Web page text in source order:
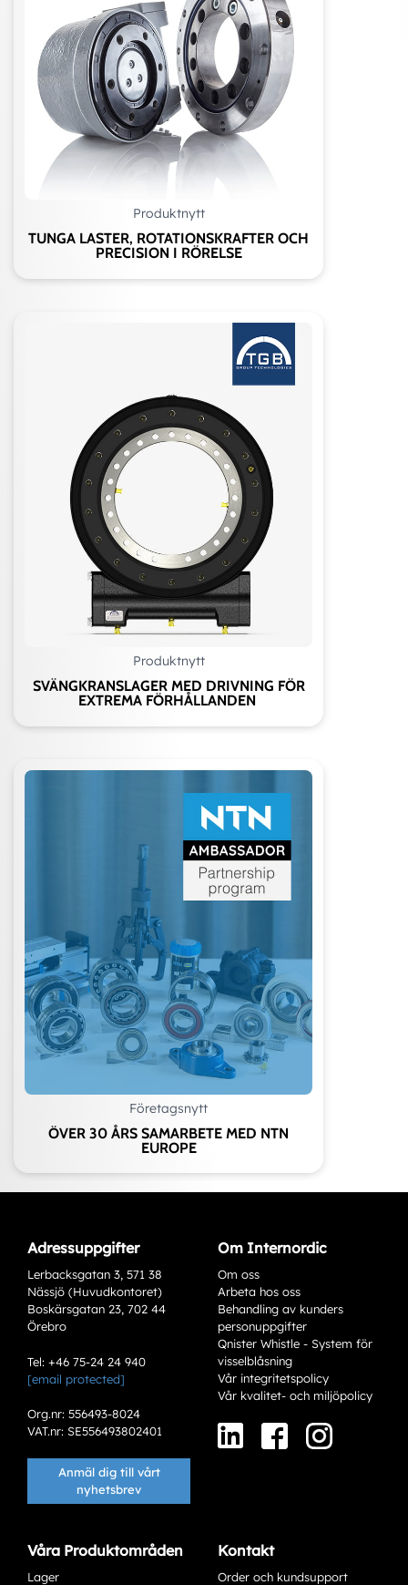
Produktnytt
TUNGA LASTER, ROTATIONSKRAFTER OCH
PRECISION I RÖRELSE
Produktnytt
SVÄNGKRANSLAGER MED DRIVNING FÖR
EXTREMA FÖRHÅLLANDEN
Företagsnytt
ÖVER 30 ÅRS SAMARBETE MED NTN
EUROPE
Adressuppgifter
Lerbacksgatan 3, 571 38
Nässjö (Huvudkontoret)
Boskärsgatan 23, 702 44
Örebro
Tel: +46 75-24 24 940
[email protected]
Org.nr: 556493-8024
VAT.nr: SE556493802401
Anmäl dig till vårt
nyhetsbrev
Om Internordic
Om oss
Arbeta hos oss
Behandling av kunders
personuppgifter
Qnister Whistle - System för
visselblåsning
Vår integritetspolicy
Vår kvalitet- och miljöpolicy
Våra Produktområden
Lager
Kontakt
Order och kundsupport